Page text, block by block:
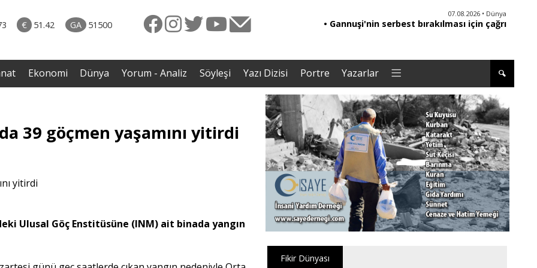
€ 51.42 GA 51500
07.08.2026 • Dünya
• Gannuşi'nin serbest bırakılması için çağrı
06.08.2026 • Yorum - Analiz
• Ebeveynliğin Kalbi: Duygusal Zekâ ile Çocuk
Ekonomi Dünya Yorum - Analiz Söyleşi Yazı Dizisi Portre Yazarlar
39 göçmen yaşamını yitirdi
Ulusal Göç Enstitüsüne (INM) ait binada yangın
Fikir Dünyası